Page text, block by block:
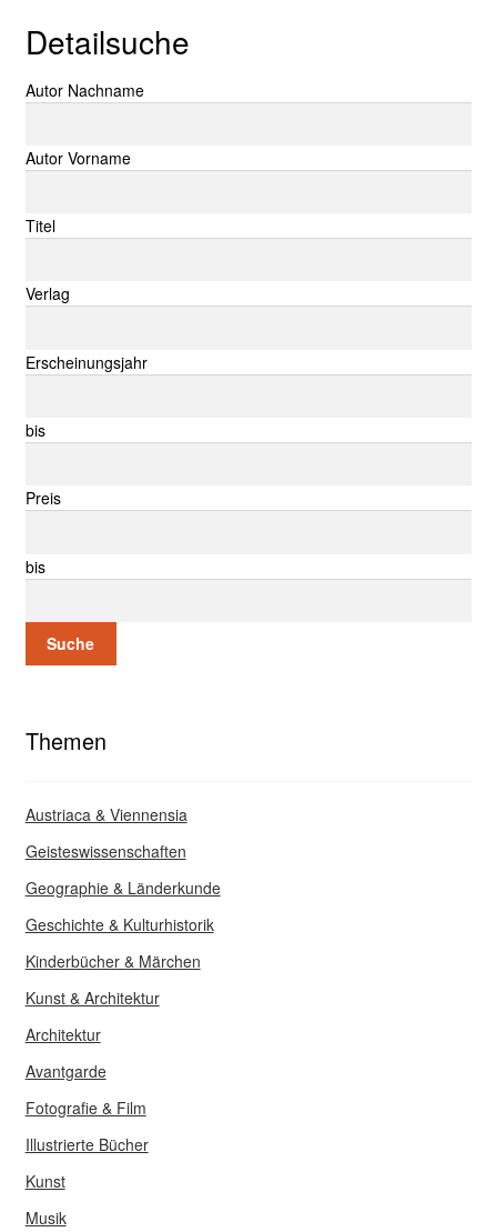
Detailsuche
Suche nach:
Autor Nachname
Autor Vorname
Titel
Verlag
Erscheinungsjahr
bis
Preis
bis
Suche
Themen
Austriaca & Viennensia
Geisteswissenschaften
Geographie & Länderkunde
Geschichte & Kulturhistorik
Kinderbücher & Märchen
Kunst & Architektur
Architektur
Avantgarde
Fotografie & Film
Illustrierte Bücher
Kunst
Musik